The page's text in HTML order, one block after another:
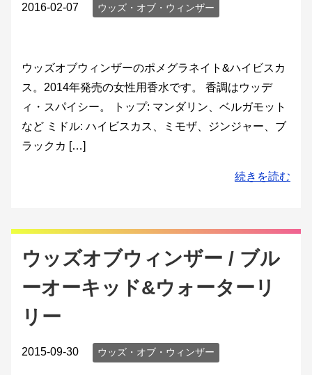
2016-02-07 ウッズ・オブ・ウィンザー
ウッズオブウィンザーのポメグラネイト&ハイビスカ
ス。2014年発売の女性用香水です。 香調はウッデ
ィ・スパイシー。 トップ: マンダリン、ベルガモット
など ミドル: ハイビスカス、ミモザ、ジンジャー、ブ
ラックカ […]
続きを読む
ウッズオブウィンザー / ブル
ーオーキッド&ウォーターリ
リー
2015-09-30 ウッズ・オブ・ウィンザー